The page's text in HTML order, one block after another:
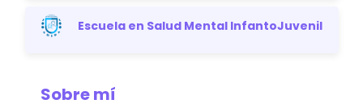
Escuela en Salud Mental InfantoJuvenil
Sobre mí